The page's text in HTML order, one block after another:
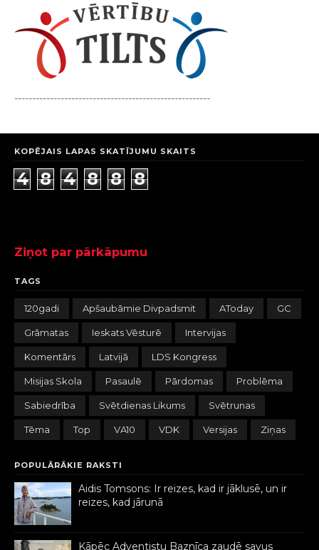
-------------------------------------------------------
KOPĒJAIS LAPAS SKATĪJUMU SKAITS
4 8 4 8 8 8
Ziņot par pārkāpumu
TAGS
120gadi Apšaubāmie Divpadsmit AToday GC
Grāmatas Ieskats Vēsturē Intervijas
Komentārs Latvijā LDS Kongress
Misijas Skola Pasaulē Pārdomas Problēma
Sabiedrība Svētdienas Likums Svētrunas
Tēma Top VA10 VDK Versijas Ziņas
POPULĀRĀKIE RAKSTI
Aidis Tomsons: Ir reizes, kad ir jāklusē, un ir
reizes, kad jārunā
Kāpēc Adventistu Baznīca zaudē savus